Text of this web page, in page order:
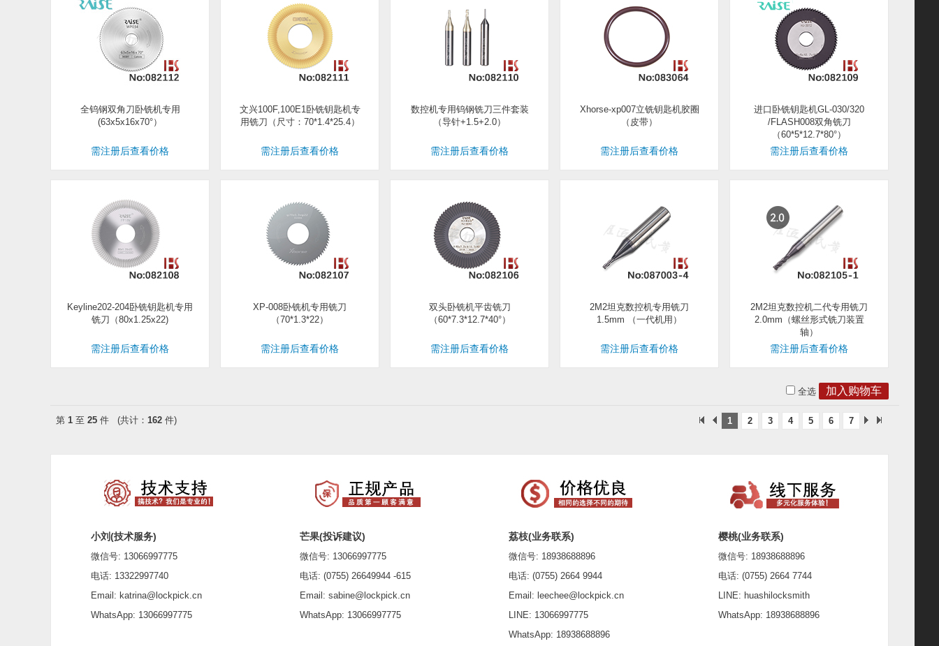
全钨钢双角刀卧铣机专用
(63x5x16x70°）
需注册后查看价格
文兴100F,100E1卧铣钥匙机专
用铣刀（尺寸：70*1.4*25.4）
需注册后查看价格
数控机专用钨钢铣刀三件套装
（导针+1.5+2.0）
需注册后查看价格
Xhorse-xp007立铣钥匙机胶圈
（皮带）
需注册后查看价格
进口卧铣钥匙机GL-030/320
/FLASH008双角铣刀
（60*5*12.7*80°）
需注册后查看价格
Keyline202-204卧铣钥匙机专用
铣刀（80x1.25x22)
需注册后查看价格
XP-008卧铣机专用铣刀
（70*1.3*22）
需注册后查看价格
双头卧铣机平齿铣刀
（60*7.3*12.7*40°）
需注册后查看价格
2M2坦克数控机专用铣刀
1.5mm （一代机用）
需注册后查看价格
2M2坦克数控机二代专用铣刀
2.0mm（螺丝形式铣刀装置
轴）
需注册后查看价格
全选
第 1 至 25 件 (共计： 162 件) 1 2 3 4 5 6 7
小刘(技术服务)
微信号: 13066997775
电话: 13322997740
Email: katrina@lockpick.cn
WhatsApp: 13066997775
芒果(投诉建议)
微信号: 13066997775
电话: (0755) 26649944 -615
Email: sabine@lockpick.cn
WhatsApp: 13066997775
荔枝(业务联系)
微信号: 18938688896
电话: (0755) 2664 9944
Email: leechee@lockpick.cn
LINE: 13066997775
WhatsApp: 18938688896
樱桃(业务联系)
微信号: 18938688896
电话: (0755) 2664 7744
LINE: huashilocksmith
WhatsApp: 18938688896